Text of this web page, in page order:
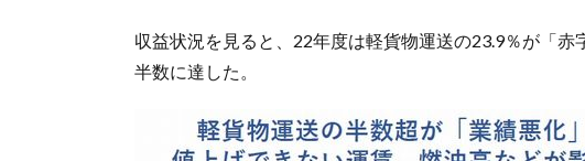
収益状況を見ると、22年度は軽貨物運送の23.9％が「
半数に達した。